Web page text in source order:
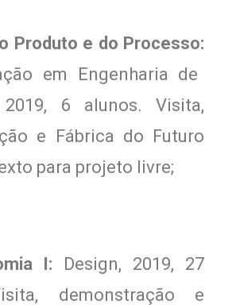
Produto e do Processo:
em Engenharia de
2019, 6 alunos. Visita,
e Fábrica do Futuro
para projeto livre;
I: Design, 2019, 27
demonstração e